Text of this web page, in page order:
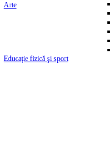
Arte
Educaţie fizică şi sport